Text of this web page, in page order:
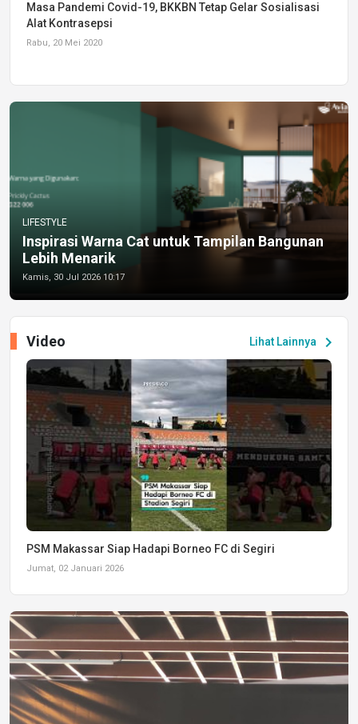
Masa Pandemi Covid-19, BKKBN Tetap Gelar Sosialisasi
Alat Kontrasepsi
Rabu, 20 Mei 2020
LIFESTYLE
Inspirasi Warna Cat untuk Tampilan Bangunan
Lebih Menarik
Kamis, 30 Jul 2026 10:17
Lihat Lainnya chevron_right
Video
PSM Makassar Siap Hadapi Borneo FC di Segiri
Jumat, 02 Januari 2026